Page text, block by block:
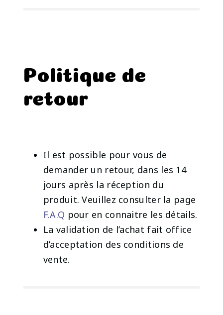
Politique de
retour
Il est possible pour vous de
demander un retour, dans les 14
jours après la réception du
produit. Veuillez consulter la page
F.A.Q pour en connaitre les détails.
La validation de l’achat fait office
d’acceptation des conditions de
vente.